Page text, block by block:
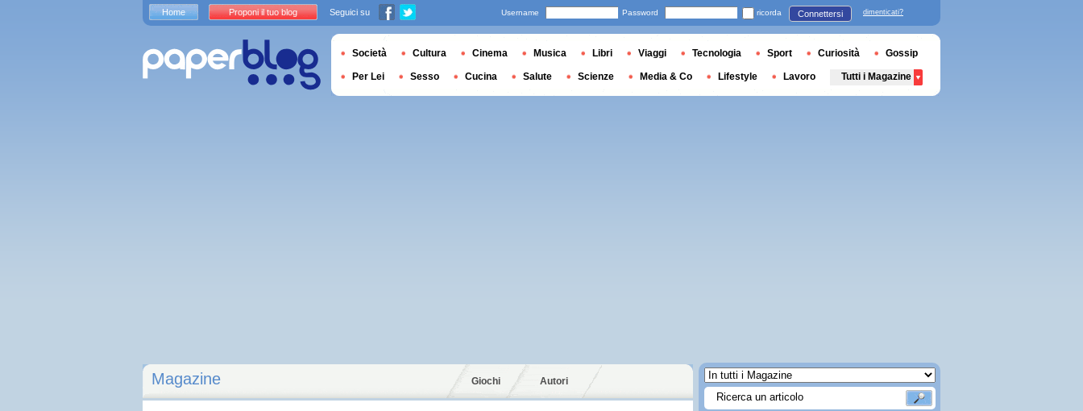
Magazine Giochi Autori
Home Proponi il tuo blog Seguici su Username Password ricorda Connettersi dimenticati?
Società Cultura Cinema Musica Libri Viaggi Tecnologia Sport Curiosità Gossip
Per Lei Sesso Cucina Salute Scienze Media & Co Lifestyle Lavoro Tutti i Magazine